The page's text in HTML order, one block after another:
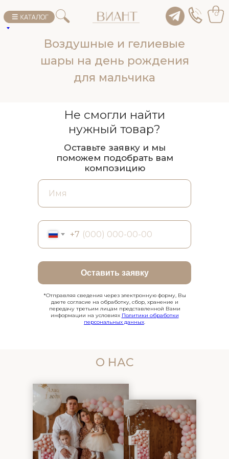
0
Воздушные и гелиевые
шары на день рождения
для мальчика
+7
Оставить заявку
Не смогли найти
нужный товар?
Оставьте заявку и мы
поможем подобрать вам
композицию
*Отправляя сведения через электронную форму, Вы
даете согласие на обработку, сбор, хранение и
передачу третьим лицам представленной Вами
информации на условиях Политики обработки
персональных данных.
О НАС